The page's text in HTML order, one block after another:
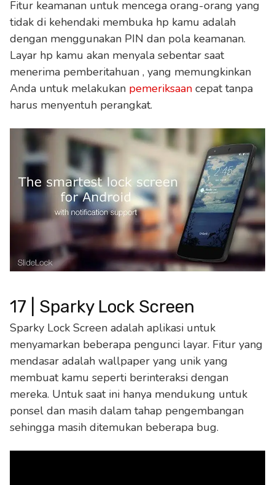
Fitur keamanan untuk mencega orang-orang yang
tidak di kehendaki membuka hp kamu adalah
dengan menggunakan PIN dan pola keamanan.
Layar hp kamu akan menyala sebentar saat
menerima pemberitahuan , yang memungkinkan
Anda untuk melakukan pemeriksaan cepat tanpa
harus menyentuh perangkat.
17 | Sparky Lock Screen
Sparky Lock Screen adalah aplikasi untuk
menyamarkan beberapa pengunci layar. Fitur yang
mendasar adalah wallpaper yang unik yang
membuat kamu seperti berinteraksi dengan
mereka. Untuk saat ini hanya mendukung untuk
ponsel dan masih dalam tahap pengembangan
sehingga masih ditemukan beberapa bug.